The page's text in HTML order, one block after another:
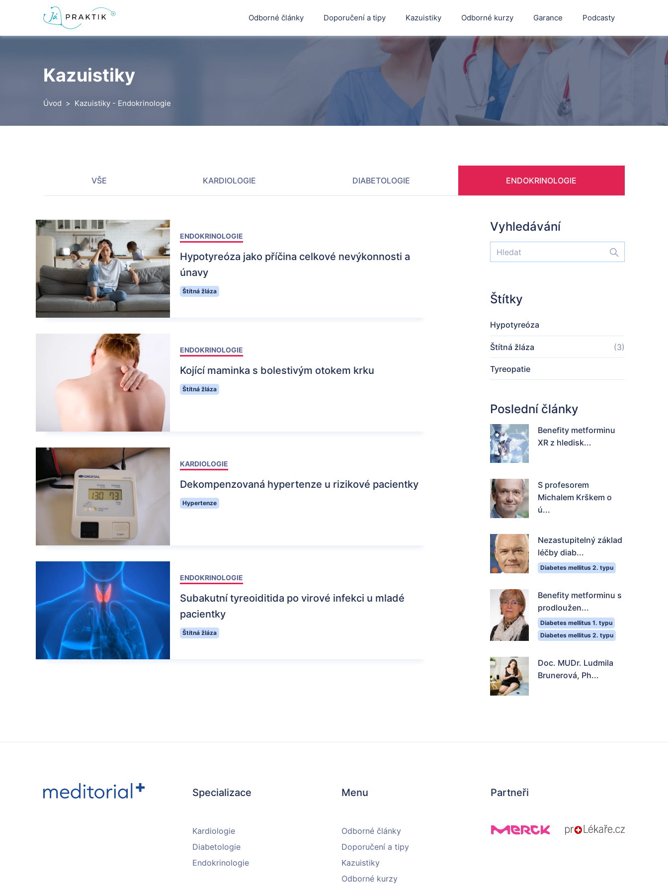
Odborné články Doporučení a tipy Kazuistiky Odborné kurzy Garance Podcasty
Kazuistiky
Úvod Kazuistiky - Endokrinologie
VŠE KARDIOLOGIE DIABETOLOGIE ENDOKRINOLOGIE
ENDOKRINOLOGIE
Hypotyreóza jako příčina celkové nevýkonnosti a
únavy
Štítná žláza
ENDOKRINOLOGIE
Kojící maminka s bolestivým otokem krku
Štítná žláza
KARDIOLOGIE
Dekompenzovaná hypertenze u rizikové pacientky
Hypertenze
ENDOKRINOLOGIE
Subakutní tyreoiditida po virové infekci u mladé
pacientky
Štítná žláza
Vyhledávání
Hledat
Štítky
Hypotyreóza
Štítná žláza (3)
Tyreopatie
Poslední články
Benefity metforminu
XR z hledisk...
S profesorem
Michalem Krškem o
ú...
Nezastupitelný základ
léčby diab...
Diabetes mellitus 2. typu
Benefity metforminu s
prodloužen...
Diabetes mellitus 1. typu
Diabetes mellitus 2. typu
Doc. MUDr. Ludmila
Brunerová, Ph...
Specializace
Kardiologie
Diabetologie
Endokrinologie
Menu
Odborné články
Doporučení a tipy
Kazuistiky
Odborné kurzy
Partneři